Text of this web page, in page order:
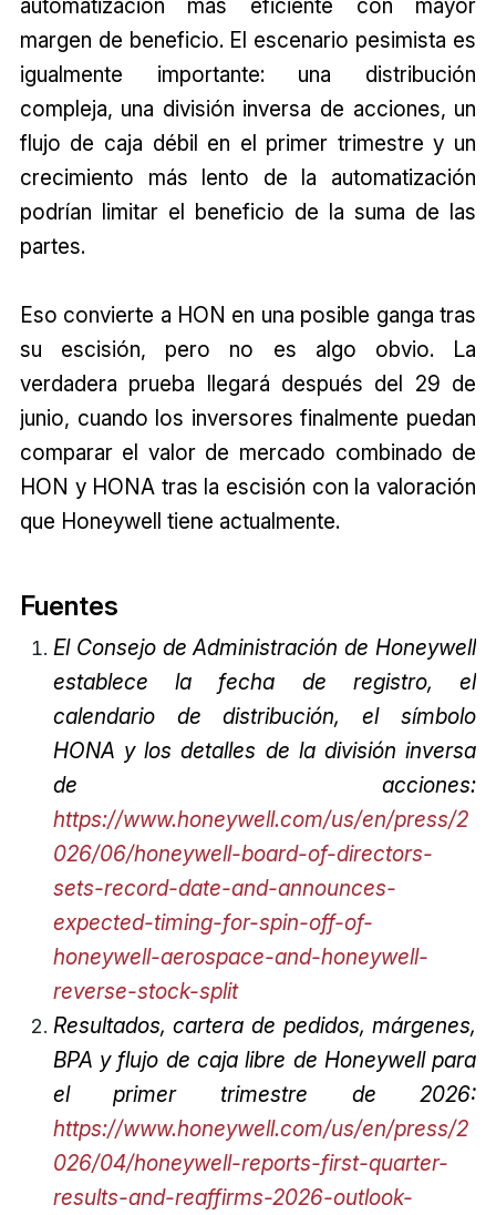
margen de beneficio. El escenario pesimista es
igualmente importante: una distribución
compleja, una división inversa de acciones, un
flujo de caja débil en el primer trimestre y un
crecimiento más lento de la automatización
podrían limitar el beneficio de la suma de las
partes.
Eso convierte a HON en una posible ganga tras
su escisión, pero no es algo obvio. La
verdadera prueba llegará después del 29 de
junio, cuando los inversores finalmente puedan
comparar el valor de mercado combinado de
HON y HONA tras la escisión con la valoración
que Honeywell tiene actualmente.
Fuentes
El Consejo de Administración de Honeywell
establece la fecha de registro, el
calendario de distribución, el símbolo
HONA y los detalles de la división inversa
de acciones:
https://www.honeywell.com/us/en/press/2
026/06/honeywell-board-of-directors-
sets-record-date-and-announces-
expected-timing-for-spin-off-of-
honeywell-aerospace-and-honeywell-
reverse-stock-split
Resultados, cartera de pedidos, márgenes,
BPA y flujo de caja libre de Honeywell para
el primer trimestre de 2026:
https://www.honeywell.com/us/en/press/2
026/04/honeywell-reports-first-quarter-
results-and-reaffirms-2026-outlook-